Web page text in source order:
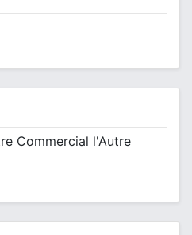
Commercial l'Autre